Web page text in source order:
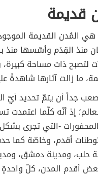
قديمة
هي المُدن القديمة
منذ القِدَم وأسّسها منذ
لتصبح ذات مساحة
ما زالت آثارها شاهدةً
جداً أن يتمّ تحديد أيّ
إذ أنّه كلّما اعتمدت
-التي تجرى
أقدم، وخاصّة كما
حلب، ومدينة دمشق،
أقدم المدن، كلّ